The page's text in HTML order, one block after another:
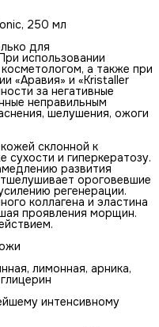
250 мл
для
использовании
а также при
«Аравия» и «Kristaller
за негативные
неправильным
шелушения, ожоги
склонной к
сухости и гиперкератозу.
развития
ороговевшие
регенерации.
коллагена и эластина
проявления морщин.
лимонная, арника,
интенсивному